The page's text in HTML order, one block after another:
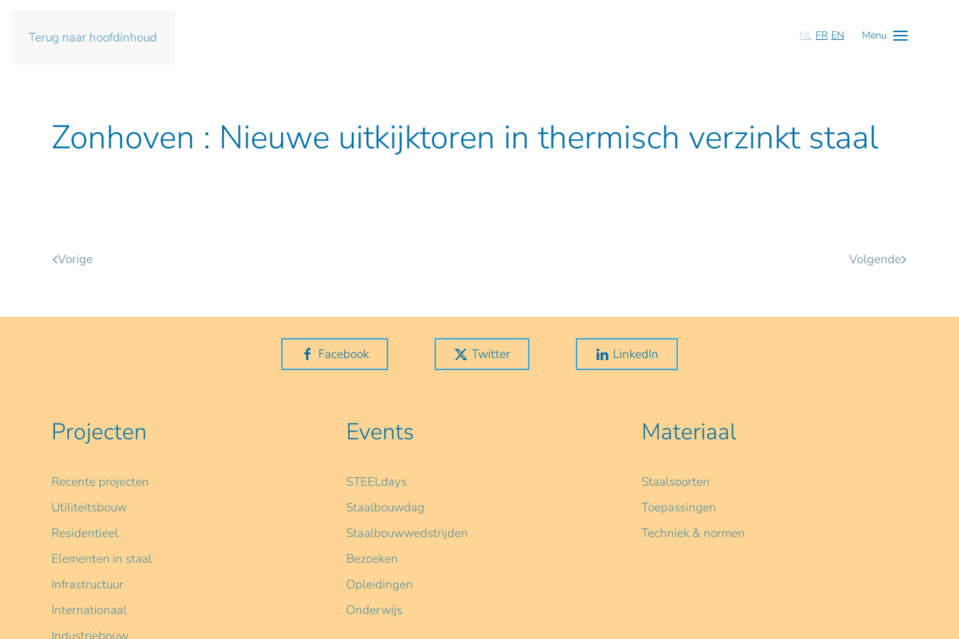
Terug naar hoofdinhoud NL FR EN Menu
Zonhoven : Nieuwe uitkijktoren in thermisch verzinkt staal
Vorige Volgende
Facebook Twitter LinkedIn
Projecten
Recente projecten
Utiliteitsbouw
Residentieel
Elementen in staal
Infrastructuur
Internationaal
Events
STEELdays
Staalbouwdag
Staalbouwwedstrijden
Bezoeken
Opleidingen
Onderwijs
Materiaal
Staalsoorten
Toepassingen
Techniek & normen